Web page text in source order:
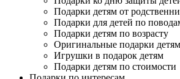
Подарки детям от
Подарки для детей по
Подарки детям по возрасту
Оригинальные подарки детям
Игрушки в подарок детям
Подарки детям по стоимости